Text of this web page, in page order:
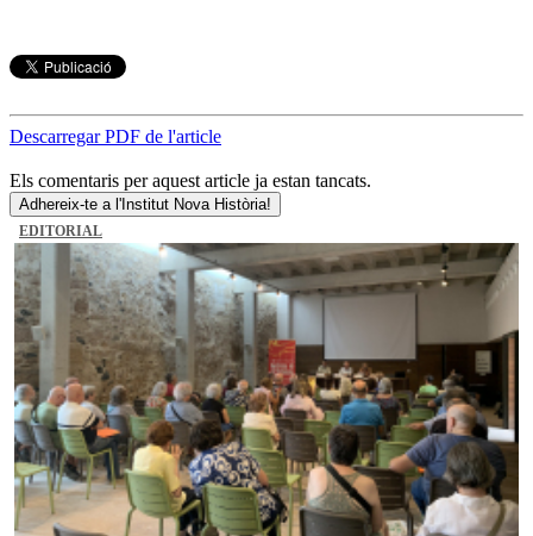
Descarregar PDF de l'article
Els comentaris per aquest article ja estan tancats.
Adhereix-te a l'Institut Nova Història!
EDITORIAL